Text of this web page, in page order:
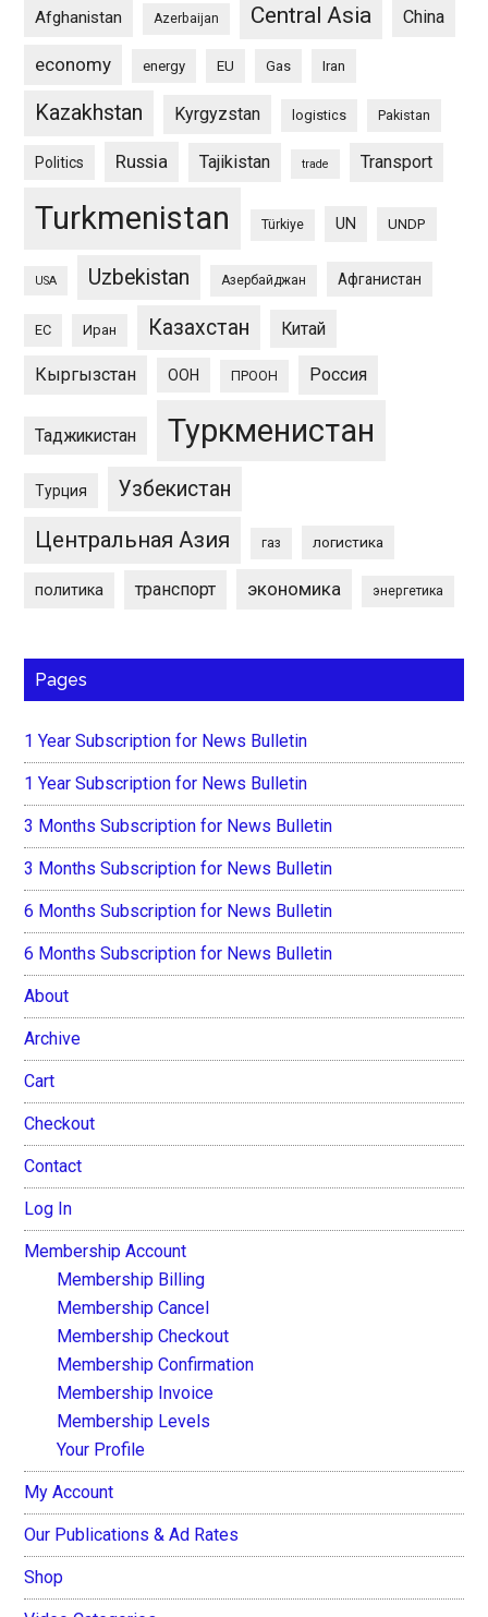
Afghanistan Azerbaijan Central Asia China
economy energy EU Gas Iran
Kazakhstan Kyrgyzstan logistics Pakistan
Politics Russia Tajikistan trade Transport
Turkmenistan Türkiye UN UNDP
USA Uzbekistan Азербайджан Афганистан
ЕС Иран Казахстан Китай
Кыргызстан ООН ПРООН Россия
Таджикистан Туркменистан
Турция Узбекистан
Центральная Азия газ логистика
политика транспорт экономика энергетика
Pages
1 Year Subscription for News Bulletin
1 Year Subscription for News Bulletin
3 Months Subscription for News Bulletin
3 Months Subscription for News Bulletin
6 Months Subscription for News Bulletin
6 Months Subscription for News Bulletin
About
Archive
Cart
Checkout
Contact
Log In
Membership Account
Membership Billing
Membership Cancel
Membership Checkout
Membership Confirmation
Membership Invoice
Membership Levels
Your Profile
My Account
Our Publications & Ad Rates
Shop